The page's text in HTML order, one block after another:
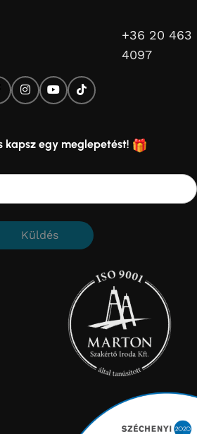
+36 20 463
4097
kapsz egy meglepetést!
Küldés